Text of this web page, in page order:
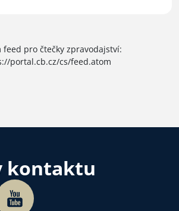
feed pro čtečky zpravodajství:
portal.cb.cz/cs/feed.atom
kontaktu